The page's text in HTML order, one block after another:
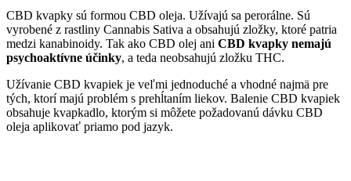
CBD kvapky sú formou CBD oleja. Užívajú sa perorálne. Sú
vyrobené z rastliny Cannabis Sativa a obsahujú zložky, ktoré patria
medzi kanabinoidy. Tak ako CBD olej ani CBD kvapky nemajú
psychoaktívne účinky, a teda neobsahujú zložku THC.
Užívanie CBD kvapiek je veľmi jednoduché a vhodné najmä pre
tých, ktorí majú problém s prehĺtaním liekov. Balenie CBD kvapiek
obsahuje kvapkadlo, ktorým si môžete požadovanú dávku CBD
oleja aplikovať priamo pod jazyk.